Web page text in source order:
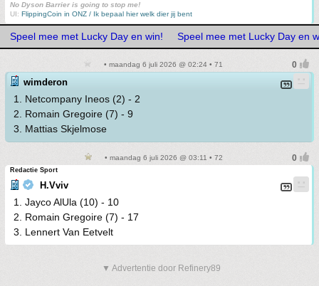
No Dyson Barrier is going to stop me!
UI: FlippingCoin in ONZ / Ik bepaal hier welk dier jij bent
Speel mee met Lucky Day en win! Speel mee met Lucky Day en
• maandag 6 juli 2026 @ 02:24 • 71
wimderon
1. Netcompany Ineos (2) - 2
2. Romain Gregoire (7) - 9
3. Mattias Skjelmose
• maandag 6 juli 2026 @ 03:11 • 72
Redactie Sport
H.Vviv
1. Jayco AlUla (10) - 10
2. Romain Gregoire (7) - 17
3. Lennert Van Eetvelt
▼ Advertentie door Refinery89